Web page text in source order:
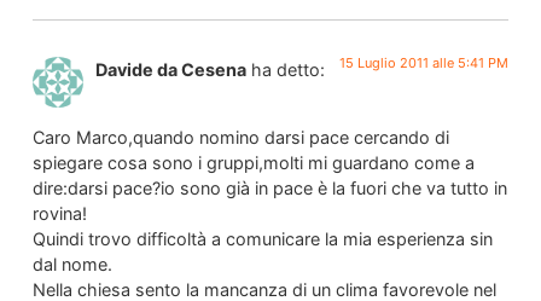
Davide da Cesena ha detto: 15 Luglio 2011 alle 5:41 PM
Caro Marco,quando nomino darsi pace cercando di
spiegare cosa sono i gruppi,molti mi guardano come a
dire:darsi pace?io sono già in pace è la fuori che va tutto in
rovina!
Quindi trovo difficoltà a comunicare la mia esperienza sin
dal nome.
Nella chiesa sento la mancanza di un clima favorevole nel